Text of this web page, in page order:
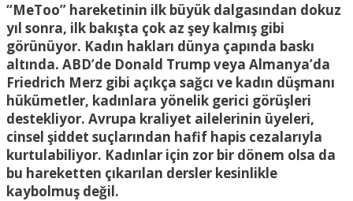
“MeToo” hareketinin ilk büyük dalgasından dokuz
yıl sonra, ilk bakışta çok az şey kalmış gibi
görünüyor. Kadın hakları dünya çapında baskı
altında. ABD’de Donald Trump veya Almanya’da
Friedrich Merz gibi açıkça sağcı ve kadın düşmanı
hükümetler, kadınlara yönelik gerici görüşleri
destekliyor. Avrupa kraliyet ailelerinin üyeleri,
cinsel şiddet suçlarından hafif hapis cezalarıyla
kurtulabiliyor. Kadınlar için zor bir dönem olsa da
bu hareketten çıkarılan dersler kesinlikle
kaybolmuş değil.